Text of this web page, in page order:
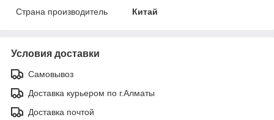
Страна производитель
Китай
Условия доставки
Самовывоз
Доставка курьером по г.Алматы
Доставка почтой